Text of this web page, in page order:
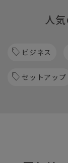
人
ビジネス
セットアップ